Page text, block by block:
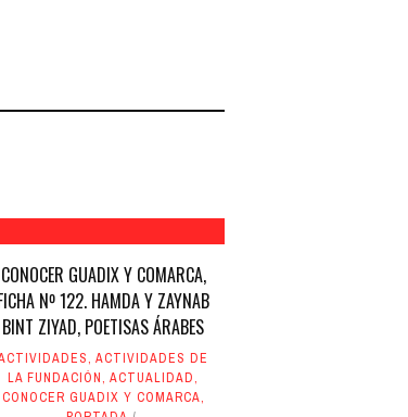
CONOCER GUADIX Y COMARCA,
Nº 122. HAMDA Y ZAYNAB
BINT ZIYAD, POETISAS ÁRABES
,ACTIVIDADES DE
LA FUNDACIÓN,ACTUALIDAD,
CONOCER GUADIX Y COMARCA,